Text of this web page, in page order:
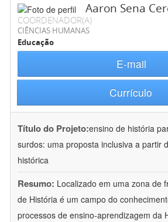
Aaron Sena
COORDENADOR(A)
CIÊNCIAS HUMANAS
Educação
E-mail
Currículo
Título do Projeto:ensino de história
surdos: uma proposta inclusiva a partir
histórica
Resumo: Localizado em uma zona de
de História é um campo do
processos de ensino-aprendizagem da